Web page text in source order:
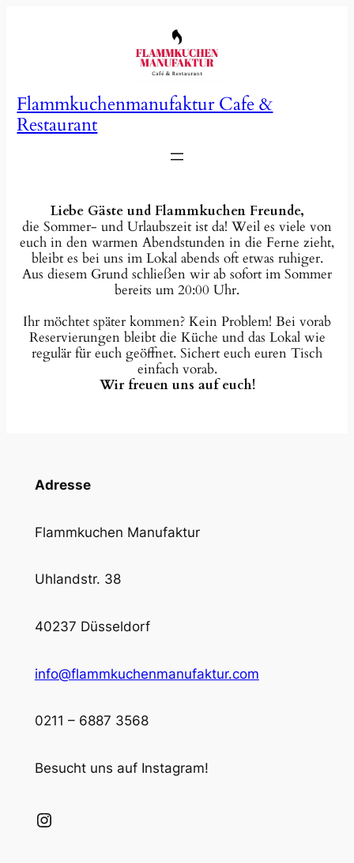
Flammkuchenmanufaktur Cafe &
Restaurant
Liebe Gäste und Flammkuchen Freunde,
die Sommer- und Urlaubszeit ist da! Weil es viele von
euch in den warmen Abendstunden in die Ferne zieht,
bleibt es bei uns im Lokal abends oft etwas ruhiger.
Aus diesem Grund schließen wir ab sofort im Sommer
bereits um 20:00 Uhr.
Ihr möchtet später kommen? Kein Problem! Bei vorab
Reservierungen bleibt die Küche und das Lokal wie
regulär für euch geöffnet. Sichert euch euren Tisch
einfach vorab.
Wir freuen uns auf euch!
Adresse
Flammkuchen Manufaktur
Uhlandstr. 38
40237 Düsseldorf
info@flammkuchenmanufaktur.com
0211 – 6887 3568
Besucht uns auf Instagram!
Instagram